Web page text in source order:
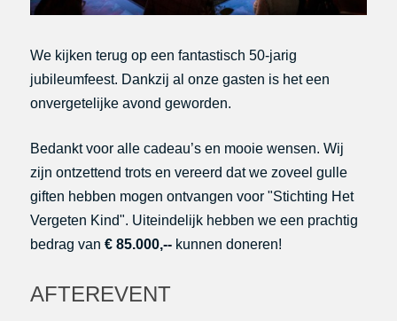
We kijken terug op een fantastisch 50-jarig
jubileumfeest. Dankzij al onze gasten is het een
onvergetelijke avond geworden.
Bedankt voor alle cadeau’s en mooie wensen. Wij
zijn ontzettend trots en vereerd dat we zoveel gulle
giften hebben mogen ontvangen voor "Stichting Het
Vergeten Kind". Uiteindelijk hebben we een prachtig
bedrag van€ 85.000,-- kunnen doneren!
AFTEREVENT